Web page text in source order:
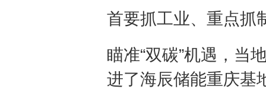
首要抓工业、重点抓
瞄准“双碳”机遇，当
进了海辰储能重庆基